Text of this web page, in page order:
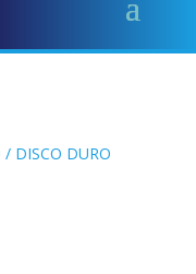
/ DISCO DURO